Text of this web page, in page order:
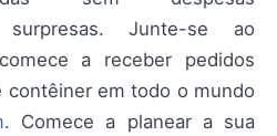
surpresas. Junte-se ao
a receber pedidos
em todo o mundo
. Comece a planear a sua